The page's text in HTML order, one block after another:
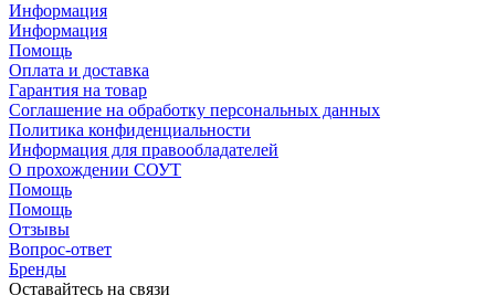
Информация
Информация
Помощь
Оплата и доставка
Гарантия на товар
Соглашение на обработку персональных данных
Политика конфиденциальности
Информация для правообладателей
О прохождении СОУТ
Помощь
Помощь
Отзывы
Вопрос-ответ
Бренды
Оставайтесь на связи